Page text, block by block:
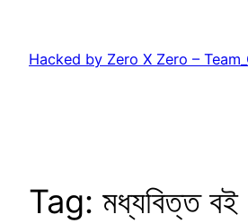
content
Hacked by Zero X Zero –
Tag: মধ্যবিত্ত বই